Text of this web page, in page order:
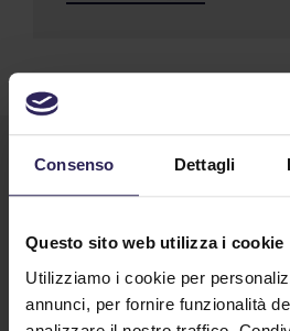
Consenso Dettagli
Questo sito web utilizza i cookie
Utilizziamo i cookie per
annunci, per fornire funzionalità
Lavora con noi